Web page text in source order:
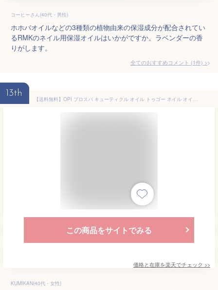
コーヒーさん(40代・男性)
ホホバオイルなどの3種類の植物由来の保湿成分が配合されてい
るRMKのネイル用保湿オイルはいかがですか。ラベンダーの香
りがします。
全てのおすすめコメント (1件) >
13th
【送料無料】OPI プロスパ キューティクル オイル トゥゴー ネイル オイル ペン opi ネイルオイル ペンタイプ（CUTICLE OIL TO GO）7.5ml ネイルケア 甘皮用 ハンドケア ささくれ 保湿 手荒れ 国内正規品
この商品をサイトでみる
価格と在庫を楽天でチェック >>
KUMIKAN(40代・女性)